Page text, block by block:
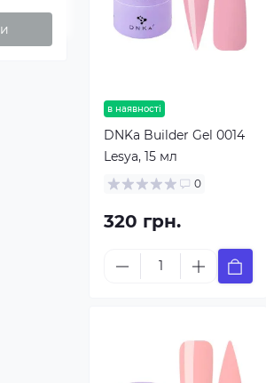
в наявності
DNKa Builder Gel 0014
Lesya, 15 мл
0
320 грн.